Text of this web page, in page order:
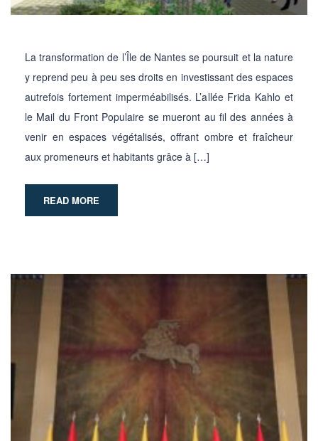
La transformation de l’Île de Nantes se poursuit et la nature
y reprend peu à peu ses droits en investissant des espaces
autrefois fortement imperméabilisés. L’allée Frida Kahlo et
le Mail du Front Populaire se mueront au fil des années à
venir en espaces végétalisés, offrant ombre et fraîcheur
aux promeneurs et habitants grâce à […]
READ MORE